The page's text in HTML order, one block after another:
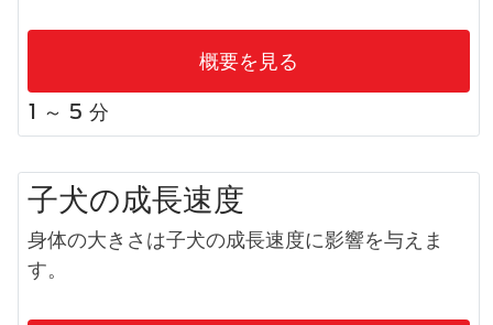
概要を見る
1 ～ 5 分
子犬​の成長速度
身体の大きさは子犬の成長速度に影響を与えま
す。